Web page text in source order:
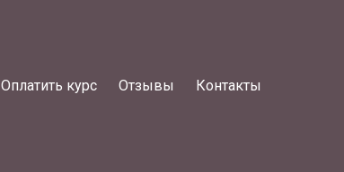
Оплатить курс Отзывы Контакты